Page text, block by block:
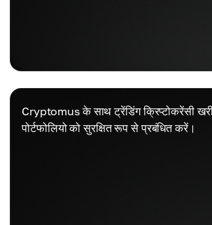
Cryptomus के साथ ट्रेंडिंग क्रिप्टोकरेंसी
पोर्टफोलियो को सुरक्षित रूप से प्रबंधित करें।